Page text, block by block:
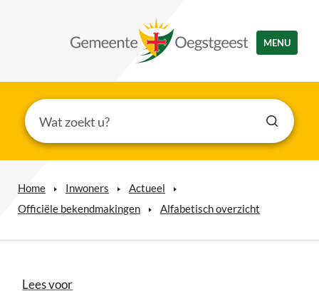
MENU
Home Inwoners
Actueel
Officiële bekendmakingen
Alfabetisch overzicht
Lees voor